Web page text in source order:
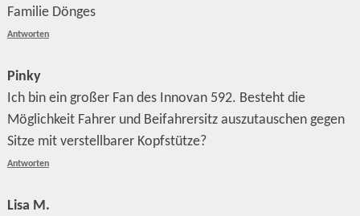
Familie Dönges
Antworten
Pinky
Ich bin ein großer Fan des Innovan 592. Besteht die
Möglichkeit Fahrer und Beifahrersitz auszutauschen gegen
Sitze mit verstellbarer Kopfstütze?
Antworten
Lisa M.